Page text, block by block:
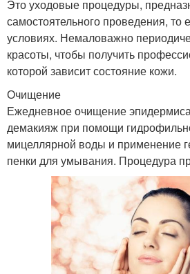
Это уходовые процедуры,
самостоятельного проведения, то
условиях. Немаловажно
красоты, чтобы получить
которой зависит состояние кожи.
Очищение
Ежедневное очищение
демакияж при помощи
мицеллярной воды и применение
пенки для умывания. Процедура